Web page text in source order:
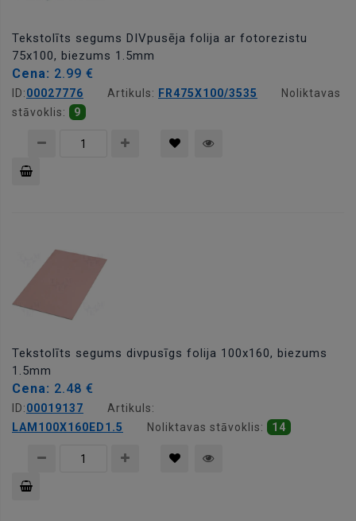
Tekstolīts segums DIVpusēja folija ar fotorezistu
75x100, biezums 1.5mm
Cena: 2.99 €
ID:00027776 Artikuls: FR475X100/3535
Noliktavas
stāvoklis:
9
Tekstolīts segums divpusīgs folija 100x160, biezums
1.5mm
Cena: 2.48 €
ID:00019137
Artikuls:
LAM100X160ED1.5
Noliktavas stāvoklis: 14